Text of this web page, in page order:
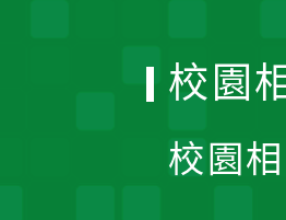
校園
校園